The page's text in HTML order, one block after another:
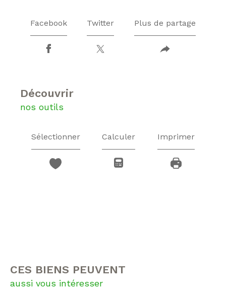
Facebook Twitter Plus de partage
découvrir
nos outils
Sélectionner Calculer Imprimer
CES BIENS PEUVENT
aussi vous intéresser